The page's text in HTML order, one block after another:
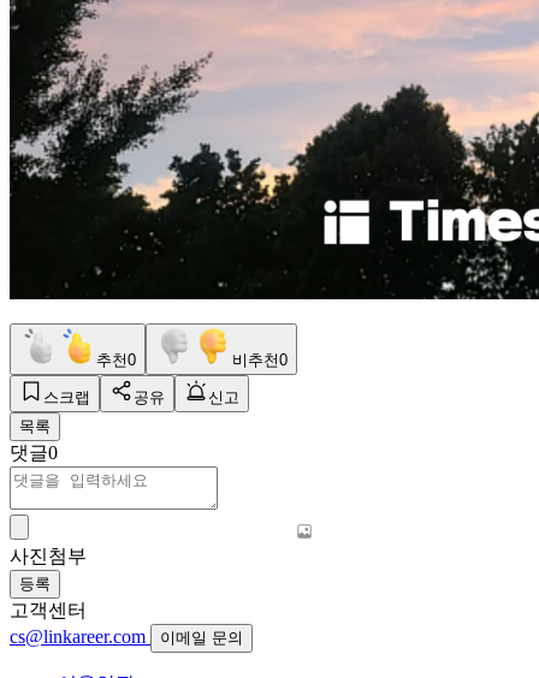
추천0 비추천0
스크랩 공유
신고
목록
댓글0
사진첨부
등록
고객센터
cs@linkareer.com
이메일 문의